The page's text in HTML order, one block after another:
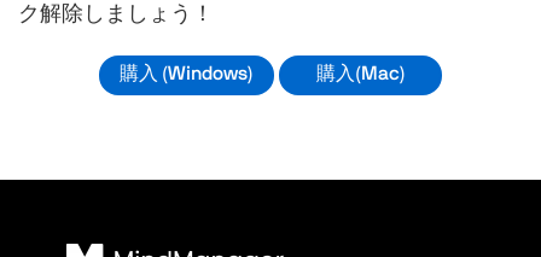
ク解除しましょう！
購入 (Windows) 購入(Mac)